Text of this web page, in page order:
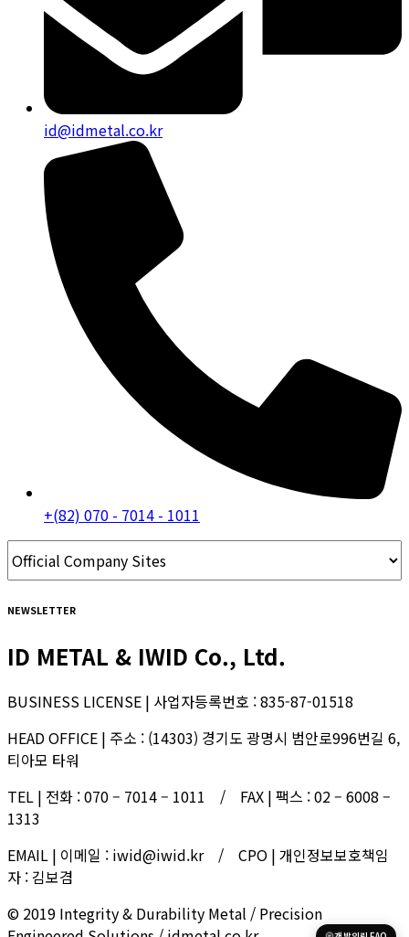
id@idmetal.co.kr
+(82) 070 - 7014 - 1011
NEWSLETTER
ID METAL & IWID Co., Ltd.
BUSINESS LICENSE | 사업자등록번호 : 835-87-01518
HEAD OFFICE | 주소 : (14303) 경기도 광명시 범안로996번길 6,
티아모 타워
TEL | 전화 : 070 – 7014 – 1011 / FAX | 팩스 : 02 – 6008 –
1313
EMAIL | 이메일 : iwid@iwid.kr / CPO | 개인정보보호책임
자 : 김보겸
© 2019 Integrity & Durability Metal / Precision
개발의뢰 FAQ